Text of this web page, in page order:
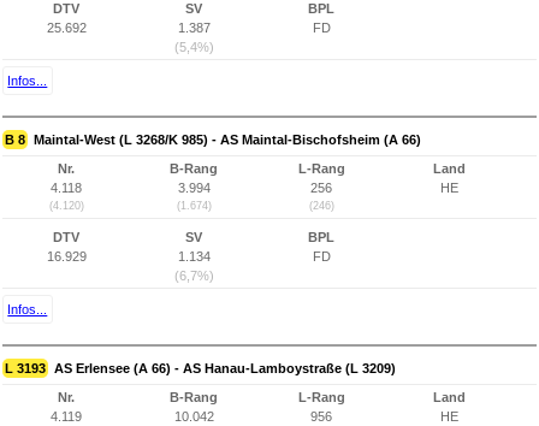
DTV
25.692
SV
1.387
(5,4%)
BPL
FD
Infos...
B 8 Maintal-West (L 3268/K 985) - AS Maintal-Bischofsheim (A 66)
Nr.
4.118
(4.120)
B-Rang
3.994
(1.674)
L-Rang
256
(246)
Land
HE
DTV
16.929
SV
1.134
(6,7%)
BPL
FD
Infos...
L 3193 AS Erlensee (A 66) - AS Hanau-Lamboystraße (L 3209)
Nr.
4.119
B-Rang
10.042
L-Rang
956
Land
HE